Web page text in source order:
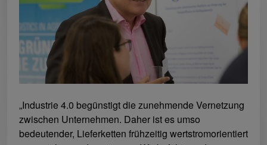
„Industrie 4.0 begünstigt die zunehmende Vernetzung
zwischen Unternehmen. Daher ist es umso
bedeutender, Lieferketten frühzeitig wertstromorientiert